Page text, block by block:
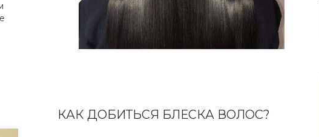
КАК ДОБИТЬСЯ БЛЕСКА ВОЛОС?